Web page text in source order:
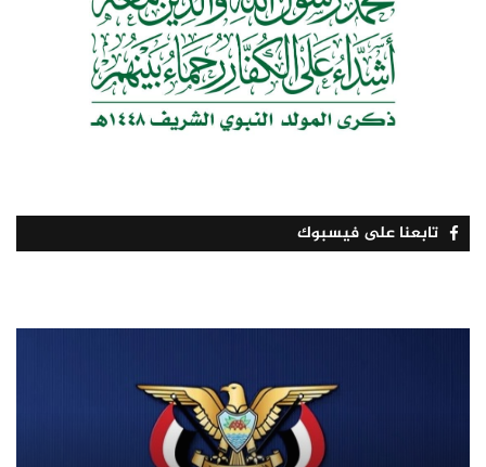
تابعنا على فيسبوك